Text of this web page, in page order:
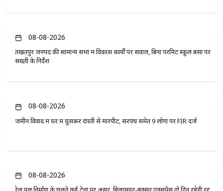
08-08-2026
तखतपुर जनपद की सामान्य सभा में विकास कार्यों पर सवाल, बिना परमिट स्कूल बसों पर
सख्ती के निर्देश
08-08-2026
जमीन विवाद में घर में घुसकर दंपती से मारपीट, सरपंच समेत 9 लोगों पर FIR दर्ज
08-08-2026